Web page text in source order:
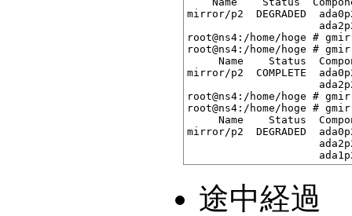
mirror/p2  DEGRADED
root@ns4:/home/hoge #
root@ns4:/home/hoge #
Name    Status
mirror/p2  COMPLETE
root@ns4:/home/hoge #
root@ns4:/home/hoge #
Name    Status
mirror/p2  DEGRADED
途中経過